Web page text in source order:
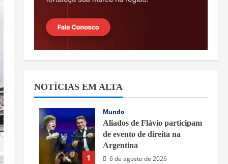
NOTÍCIAS EM ALTA
1
Mundo
Aliados de Flávio participam
de evento de direita na
Argentina
6 de agosto de 2026